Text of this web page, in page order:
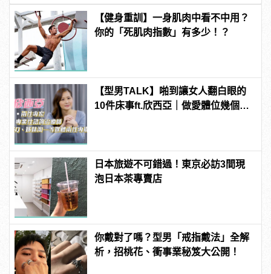
【健身重訓】一身肌肉中看不中用？
你的「死肌肉指數」有多少！？
【型男TALK】啪到讓女人翻白眼的
10件床事ft.欣西亞｜做愛體位幾個剛
日本旅遊不可錯過！東京必訪3間現
泡日本茶專賣店
你戴對了嗎？型男「戒指戴法」全解
析，招桃花、衝事業秘笈大公開！